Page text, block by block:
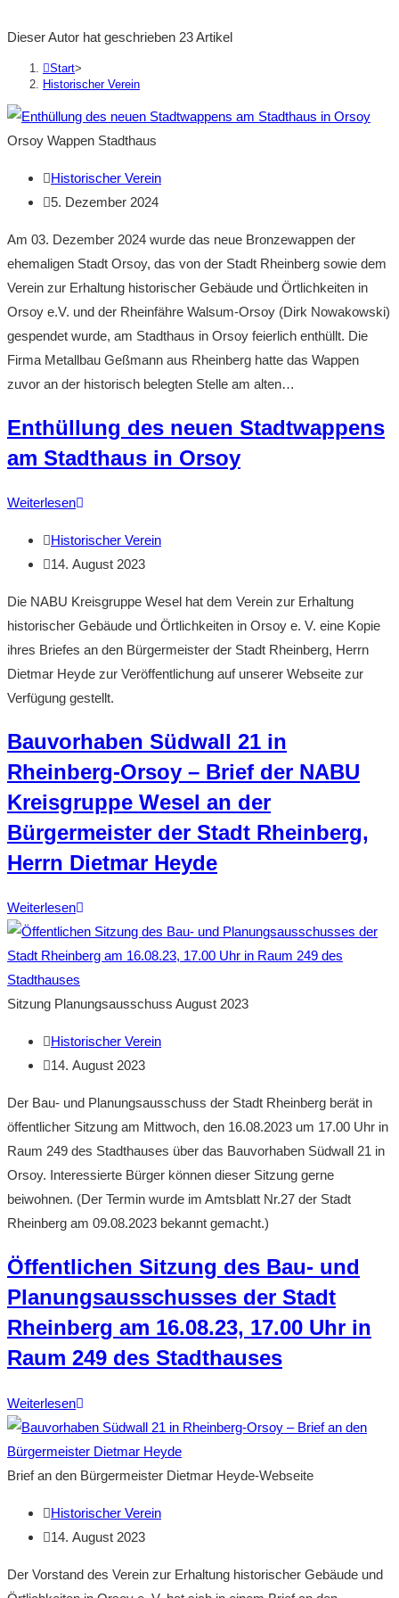
search
Dieser Autor hat geschrieben 23 Artikel
Start>
Historischer Verein
Orsoy Wappen Stadthaus
Beitrags-
Autor:
Historischer Verein
Beitrag
5. Dezember 2024
Am 03. Dezember 2024 wurde das neue Bronzewappen der
ehemaligen Stadt Orsoy, das von der Stadt Rheinberg sowie dem
Verein zur Erhaltung historischer Gebäude und Örtlichkeiten in
Orsoy e.V. und der Rheinfähre Walsum-Orsoy (Dirk Nowakowski)
gespendet wurde, am Stadthaus in Orsoy feierlich enthüllt. Die
Firma Metallbau Geßmann aus Rheinberg hatte das Wappen
zuvor an der historisch belegten Stelle am alten…
Enthüllung des neuen Stadtwappens
am Stadthaus in Orsoy
WeiterlesenEnthüllung
neuen
Stadtwappens
am
Stadthaus
in
Orsoy
Beitrags-
Autor:
Historischer Verein
Beitrag
14. August 2023
Die NABU Kreisgruppe Wesel hat dem Verein zur Erhaltung
historischer Gebäude und Örtlichkeiten in Orsoy e. V. eine Kopie
ihres Briefes an den Bürgermeister der Stadt Rheinberg, Herrn
Dietmar Heyde zur Veröffentlichung auf unserer Webseite zur
Verfügung gestellt.
Bauvorhaben Südwall 21 in
Rheinberg-Orsoy – Brief der NABU
Kreisgruppe Wesel an der
Bürgermeister der Stadt Rheinberg,
Herrn Dietmar Heyde
WeiterlesenBauvorhaben
Südwall
21
in
Rheinberg-
–
Brief
der
NABU
Kreisgruppe
Wesel
an
der
der
Stadt
Herrn
Dietmar
Sitzung Planungsausschuss August 2023
Beitrags-
Autor:
Historischer Verein
Beitrag
14. August 2023
Der Bau- und Planungsausschuss der Stadt Rheinberg berät in
öffentlicher Sitzung am Mittwoch, den 16.08.2023 um 17.00 Uhr in
Raum 249 des Stadthauses über das Bauvorhaben Südwall 21 in
Orsoy. Interessierte Bürger können dieser Sitzung gerne
beiwohnen. (Der Termin wurde im Amtsblatt Nr.27 der Stadt
Rheinberg am 09.08.2023 bekannt gemacht.)
Öffentlichen Sitzung des Bau- und
Planungsausschusses der Stadt
Rheinberg am 16.08.23, 17.00 Uhr in
Raum 249 des Stadthauses
WeiterlesenÖffentlichen
Sitzung
des
Bau-
Planungsausschusses
der
Stadt
Rheinberg
Brief an den Bürgermeister Dietmar Heyde-Webseite
Beitrags-
Autor:
Historischer Verein
Beitrag
14. August 2023
Der Vorstand des Verein zur Erhaltung historischer Gebäude und